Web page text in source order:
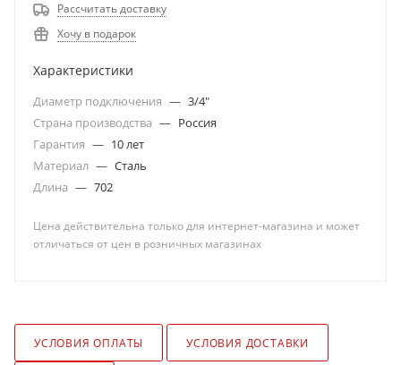
Рассчитать доставку
Хочу в подарок
Характеристики
Диаметр подключения — 3/4"
Страна производства — Россия
Гарантия — 10 лет
Материал — Сталь
Длина — 702
Цена действительна только для интернет-магазина и может
отличаться от цен в розничных магазинах
УСЛОВИЯ ОПЛАТЫ УСЛОВИЯ ДОСТАВКИ